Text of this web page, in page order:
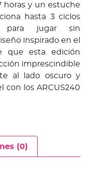
horas y un estuche
hasta 3 ciclos
para jugar sin
inspirado en el
que esta edición
imprescindible
al lado oscuro y
con los ARCUS240
(0)